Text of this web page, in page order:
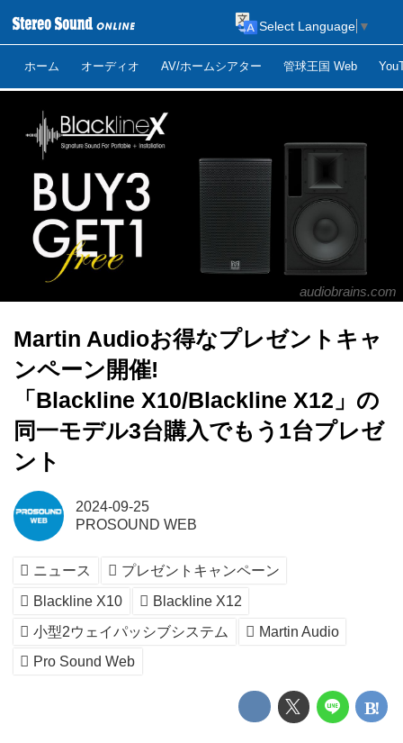
ホーム オーディオ AV/ホームシアター 管球王国 Web
Select Language ▼
audiobrains.com
Martin Audioお得なプレゼントキャ
ンペーン開催!
「Blackline X10/Blackline X12」の
同一モデル3台購入でもう1台プレゼ
ント
2024-09-25
PROSOUND WEB
ニュース
プレゼントキャンペーン
Blackline X10
Blackline X12
小型2ウェイパッシブシステム
Martin Audio
Pro Sound Web